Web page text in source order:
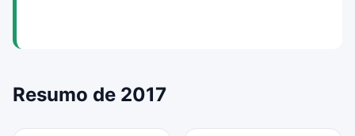
Resumo de 2017